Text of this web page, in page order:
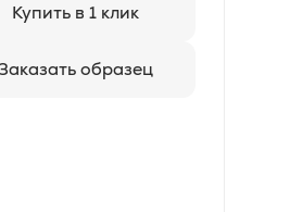
Купить в 1 клик
образец